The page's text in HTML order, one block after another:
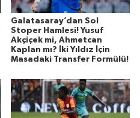
Galatasaray’dan Sol
Stoper Hamlesi! Yusuf
Akçiçek mi, Ahmetcan
Kaplan mı? İki Yıldız İçin
Masadaki Transfer Formülü!